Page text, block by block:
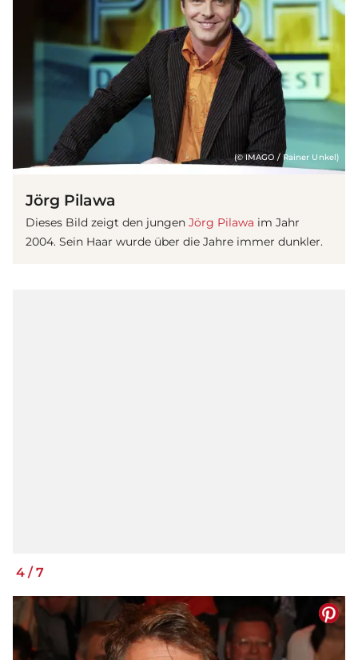
(© IMAGO / Rainer Unkel)
Jörg Pilawa
Dieses Bild zeigt den jungen Jörg Pilawa im Jahr
2004. Sein Haar wurde über die Jahre immer dunkler.
4 /7